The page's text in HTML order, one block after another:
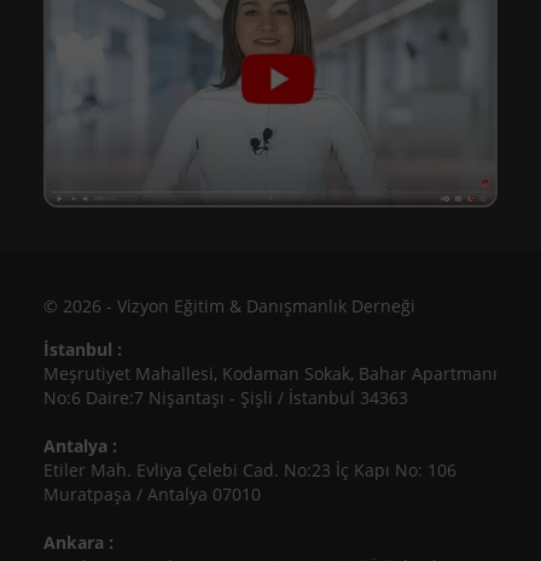
© 2026 - Vizyon Eğitim & Danışmanlık Derneği
İstanbul :
Meşrutiyet Mahallesi, Kodaman Sokak, Bahar Apartmanı
No:6 Daire:7 Nişantaşı - Şişli / İstanbul 34363
Antalya :
Etiler Mah. Evliya Çelebi Cad. No:23 İç Kapı No: 106
Muratpaşa / Antalya 07010
Ankara :